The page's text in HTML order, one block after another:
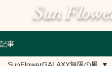
Sun
記事